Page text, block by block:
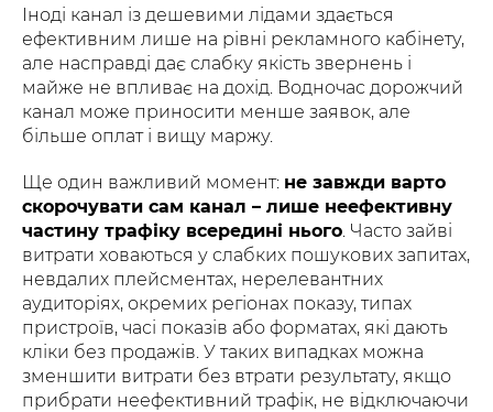
Іноді канал із дешевими лідами здається
ефективним лише на рівні рекламного кабінету,
але насправді дає слабку якість звернень і
майже не впливає на дохід. Водночас дорожчий
канал може приносити менше заявок, але
більше оплат і вищу маржу.
Ще один важливий момент: не завжди варто
скорочувати сам канал – лише неефективну
частину трафіку всередині нього . Часто зайві
витрати ховаються у слабких пошукових запитах,
невдалих плейсментах, нерелевантних
аудиторіях, окремих регіонах показу, типах
пристроїв, часі показів або форматах, які дають
кліки без продажів. У таких випадках можна
зменшити витрати без втрати результату, якщо
прибрати неефективний трафік, не відключаючи